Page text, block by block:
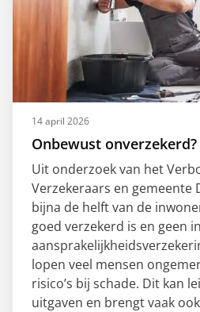
Onbewust
14 april 2026
Uit onderzoek van het
Verzekeraars en gemeente
bijna de helft van de
goed verzekerd is en geen
lopen veel mensen
risico’s bij schade. Dit kan
uitgaven en brengt vaak